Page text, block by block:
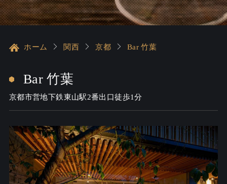
ホーム 関西 京都 Bar 竹葉
Bar 竹葉
京都市営地下鉄東山駅2番出口徒歩1分